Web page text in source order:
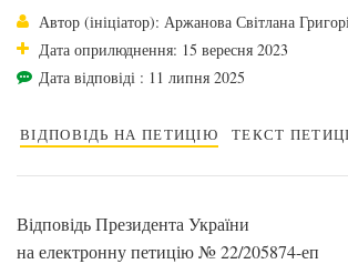
Автор (ініціатор): Аржанова Світлана
Дата оприлюднення: 15 вересня 2023
Дата відповіді : 11 липня 2025
ВІДПОВІДЬ НА ПЕТИЦІЮ ТЕКСТ
Відповідь Президента України
на електронну петицію № 22/205874-еп